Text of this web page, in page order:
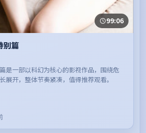
99:06
别篇
是一部以科幻为核心的影视作品，围绕危
展开，整体节奏紧凑，值得推荐观看。